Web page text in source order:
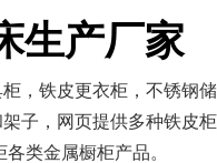
生产厂家
，铁皮更衣柜，不锈钢
子，网页提供多种铁皮
类金属橱柜产品。